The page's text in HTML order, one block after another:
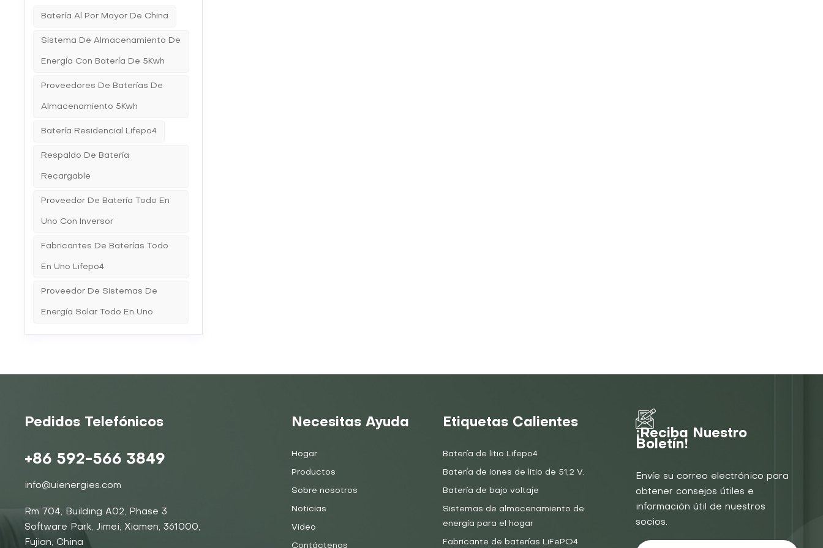
Batería Al Por Mayor De China
Sistema De Almacenamiento De
Energía Con Batería De 5Kwh
Proveedores De Baterías De
Almacenamiento 5Kwh
Batería Residencial Lifepo4
Respaldo De Batería
Recargable
Proveedor De Batería Todo En
Uno Con Inversor
Fabricantes De Baterías Todo
En Uno Lifepo4
Proveedor De Sistemas De
Energía Solar Todo En Uno
Pedidos Telefónicos
+86 592-566 3849
info@uienergies.com
Rm 704, Building A02, Phase 3
Software Park, Jimei, Xiamen, 361000,
Fujian, China
Necesitas Ayuda
Hogar
Productos
Sobre nosotros
Noticias
Video
Contáctenos
Etiquetas Calientes
Batería de litio Lifepo4
Batería de iones de litio de 51,2 V.
Batería de bajo voltaje
Sistemas de almacenamiento de
energía para el hogar
Fabricante de baterías LiFePO4
¡Reciba Nuestro
Boletín!
Envíe su correo electrónico para
obtener consejos útiles e
información útil de nuestros
socios.